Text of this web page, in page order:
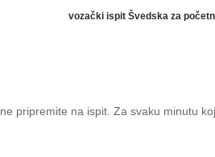
vozački ispit Švedska za
pripremite na ispit. Za svaku minutu